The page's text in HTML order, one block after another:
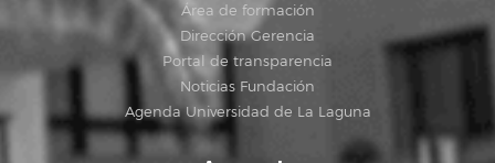
Área de formación
Dirección Gerencia
Portal de transparencia
Noticias Fundación
Agenda Universidad de La Laguna